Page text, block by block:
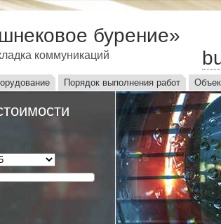
бурение»
коммуникаций
Порядок выполнения работ